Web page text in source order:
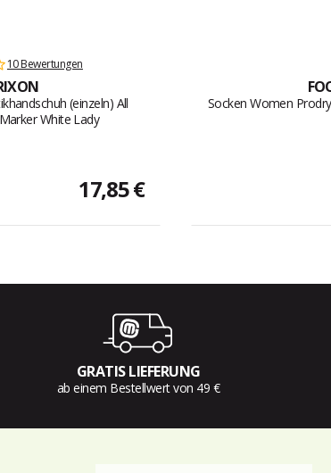
10 Bewertungen
(einzeln) All
White Lady
17,85 €
Socken Women
GRATIS LIEFERUNG
ab einem Bestellwert von 49 €